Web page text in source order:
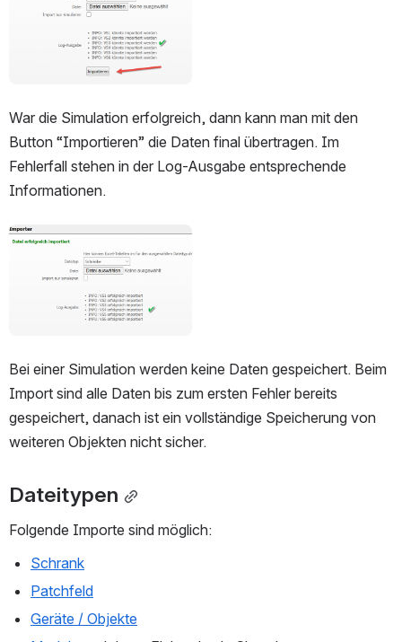
War die Simulation erfolgreich, dann kann man mit den
Button “Importieren” die Daten final übertragen. Im
Fehlerfall stehen in der Log-Ausgabe entsprechende
Informationen.
öffnen
Bei einer Simulation werden keine Daten gespeichert. Beim
Import sind alle Daten bis zum ersten Fehler bereits
gespeichert, danach ist ein vollständige Speicherung von
weiteren Objekten nicht sicher.
Dateitypen
Folgende Importe sind möglich:
Schrank
Patchfeld
Geräte / Objekte